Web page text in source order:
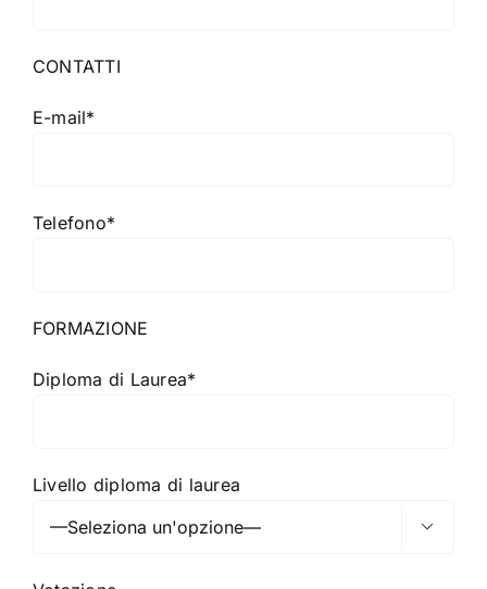
CONTATTI
E-mail*
Telefono*
FORMAZIONE
Diploma di Laurea*
Livello diploma di laurea
